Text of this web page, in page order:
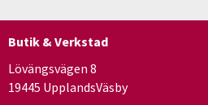
Butik & Verkstad
Lövängsvägen 8
19445 UpplandsVäsby